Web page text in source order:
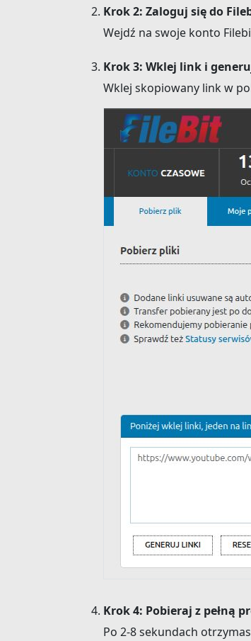
Krok 2: Zaloguj się do
Wejdź na swoje konto
Krok 3: Wklej link i
Wklej skopiowany link w
Krok 4: Pobieraj z pełną
Po 2-8 sekundach